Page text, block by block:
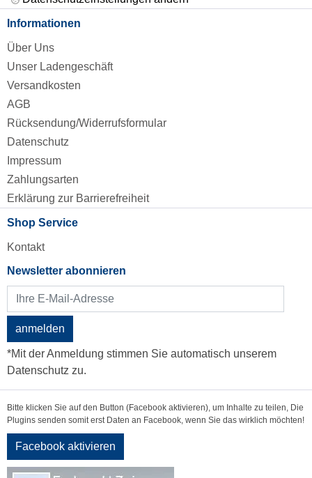
Informationen
Über Uns
Unser Ladengeschäft
Versandkosten
AGB
Rücksendung/Widerrufsformular
Datenschutz
Impressum
Zahlungsarten
Erklärung zur Barrierefreiheit
Shop Service
Kontakt
Newsletter abonnieren
anmelden
*Mit der Anmeldung stimmen Sie automatisch unserem
Datenschutz zu.
Bitte klicken Sie auf den Button (Facebook aktivieren), um Inhalte zu teilen, Die
Plugins senden somit erst Daten an Facebook, wenn Sie das wirklich möchten!
Facebook aktivieren